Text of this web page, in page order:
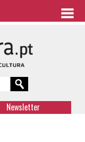
Newsletter